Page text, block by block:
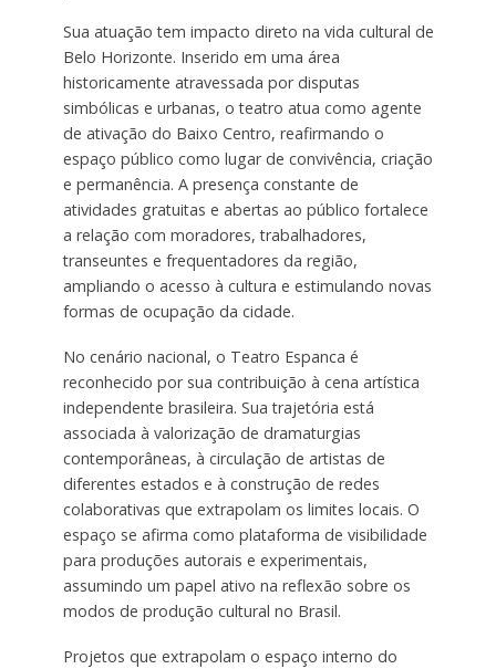
Sua atuação tem impacto direto na vida cultural de
Belo Horizonte. Inserido em uma área
historicamente atravessada por disputas
simbólicas e urbanas, o teatro atua como agente
de ativação do Baixo Centro, reafirmando o
espaço público como lugar de convivência, criação
e permanência. A presença constante de
atividades gratuitas e abertas ao público fortalece
a relação com moradores, trabalhadores,
transeuntes e frequentadores da região,
ampliando o acesso à cultura e estimulando novas
formas de ocupação da cidade.
No cenário nacional, o Teatro Espanca é
reconhecido por sua contribuição à cena artística
independente brasileira. Sua trajetória está
associada à valorização de dramaturgias
contemporâneas, à circulação de artistas de
diferentes estados e à construção de redes
colaborativas que extrapolam os limites locais. O
espaço se afirma como plataforma de visibilidade
para produções autorais e experimentais,
assumindo um papel ativo na reflexão sobre os
modos de produção cultural no Brasil.
Projetos que extrapolam o espaço interno do